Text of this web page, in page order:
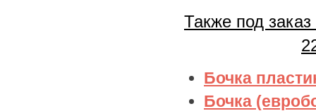
Также под
Бочка
Бочка